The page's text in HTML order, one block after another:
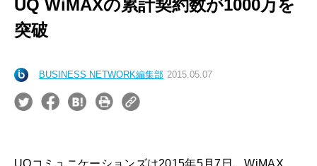
UQ WiMAXの累計契約数が1000万を
突破
BUSINESS NETWORK編集部 2015.05.07
UQコミュニケーションズは2015年5月7日、WiMAX